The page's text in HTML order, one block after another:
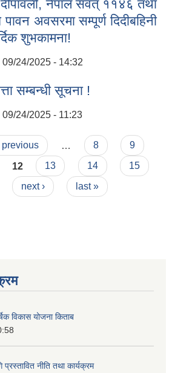
नेपाल संवत् ११४६ तथा
अवसरमा सम्पूर्ण दिदीबहिनी
शुभकामना!
09/24/2025 - 14:32
को पावन अवसरमा सम्पूर्ण दिदीबहिनी तथा
सम्बन्धी सूचना !
09/24/2025 - 11:23
previous 8
9
12 13 14
15
next › last »
विकास योजना किताब
नीति तथा कार्यक्रम